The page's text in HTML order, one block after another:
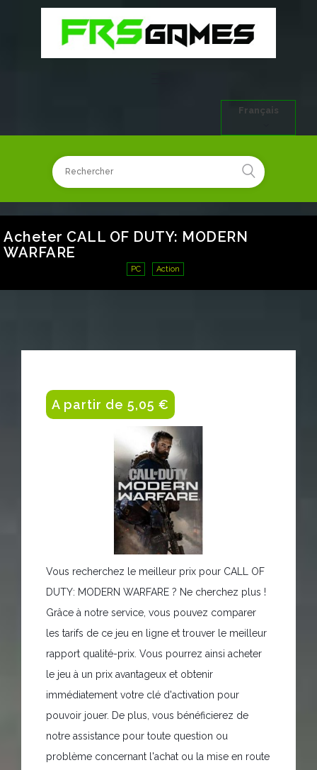
Français
Acheter CALL OF DUTY: MODERN
WARFARE
PC Action
A partir de 5,05 €
Vous recherchez le meilleur prix pour CALL OF
DUTY: MODERN WARFARE ? Ne cherchez plus !
Grâce à notre service, vous pouvez comparer
les tarifs de ce jeu en ligne et trouver le meilleur
rapport qualité-prix. Vous pourrez ainsi acheter
le jeu à un prix avantageux et obtenir
immédiatement votre clé d'activation pour
pouvoir jouer. De plus, vous bénéficierez de
notre assistance pour toute question ou
problème concernant l'achat ou la mise en route